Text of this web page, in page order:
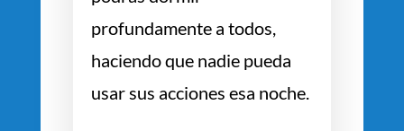
profundamente a todos,
haciendo que nadie pueda
usar sus acciones esa noche.